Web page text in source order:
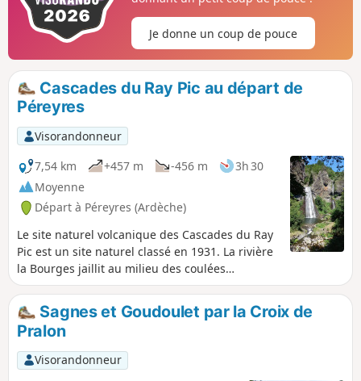
du Ray-Pic.
Je donne un coup de pouce
Cascades du Ray Pic au départ de
Péreyres
Visorandonneur
7,54 km
+457 m -456 m
3h 30
Moyenne
Départ à Péreyres (Ardèche)
Le site naturel volcanique des Cascades du Ray
Pic est un site naturel classé en 1931. La rivière
la Bourges jaillit au milieu des coulées
basaltiques et chute d'une hauteur d'environ
60 m. La proximité de divers ruisseaux permet
d'apporter une certaine fraîcheur et même de
pouvoir se baigner.
Sagnes et Goudoulet par la Croix de
Pralon
Visorandonneur